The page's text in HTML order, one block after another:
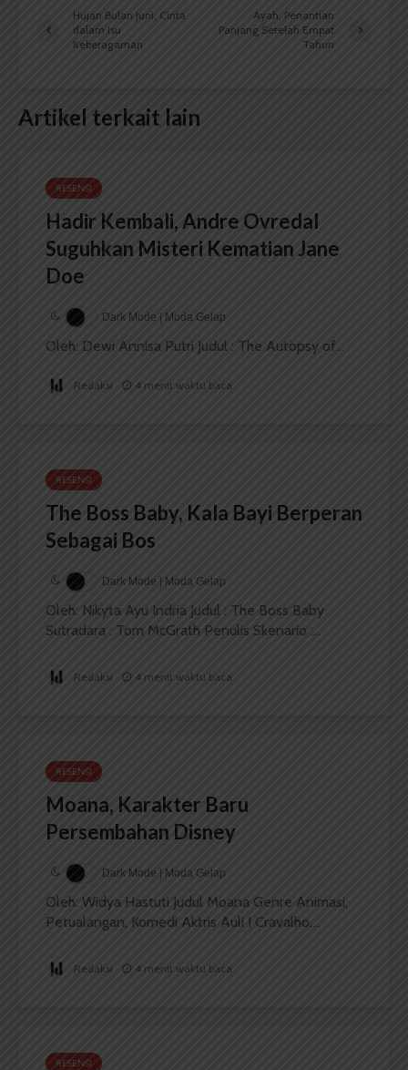
Hujan Bulan Juni, Cinta
dalam Isu
Keberagaman
Ayah, Penantian
Panjang Setelah Empat
Tahun
Artikel terkait lain
RESENSI
Hadir Kembali, Andre Ovredal
Suguhkan Misteri Kematian Jane
Doe
Dark Mode | Moda Gelap
Oleh: Dewi Annisa Putri Judul : The Autopsy of...
Redaksi 4 menit waktu baca
RESENSI
The Boss Baby, Kala Bayi Berperan
Sebagai Bos
Dark Mode | Moda Gelap
Oleh: Nikyta Ayu Indria Judul : The Boss Baby
Sutradara : Tom McGrath Penulis Skenario :...
Redaksi 4 menit waktu baca
RESENSI
Moana, Karakter Baru
Persembahan Disney
Dark Mode | Moda Gelap
Oleh: Widya Hastuti Judul Moana Genre Animasi,
Petualangan, Komedi Aktris Auli I Cravalho,...
Redaksi 4 menit waktu baca
RESENSI